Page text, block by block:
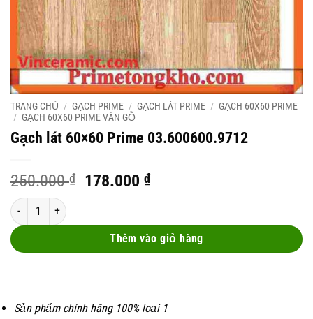
TRANG CHỦ / GẠCH PRIME / GẠCH LÁT PRIME / GẠCH 60X60 PRIME
/ GẠCH 60X60 PRIME VÂN GỖ
Gạch lát 60×60 Prime 03.600600.9712
250.000₫
Original
250.000 ₫.
178.000₫Current
178.000 ₫.
Gạch lát 60x60 Prime 03.600600.9712 số lượng
Thêm vào giỏ hàng
Sản phẩm chính hãng 100% loại 1